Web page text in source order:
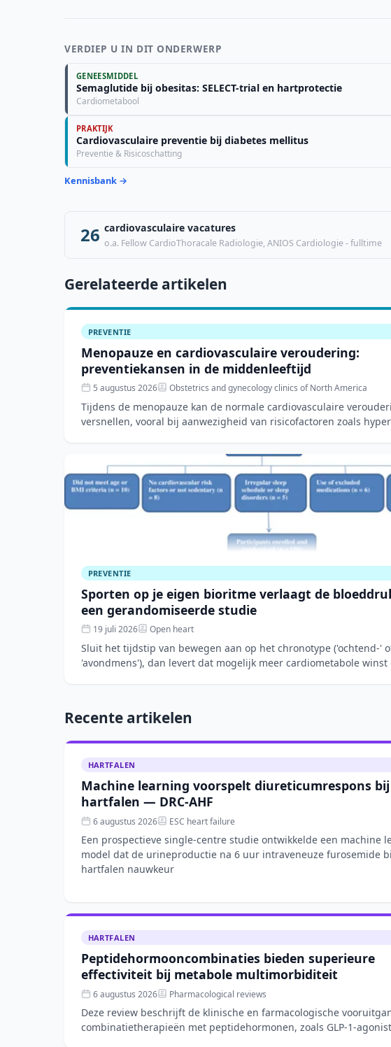
VERDIEP U IN DIT ONDERWERP
GENEESMIDDEL
Semaglutide bij obesitas: SELECT-trial en hartprotectie
Cardiometabool
PRAKTIJK
Cardiovasculaire preventie bij diabetes mellitus
Preventie & Risicoschatting
Kennisbank →
26 cardiovasculaire vacatures
o.a. Fellow CardioThoracale Radiologie, ANIOS Cardiologie - fulltime
Gerelateerde artikelen
PREVENTIE
Menopauze en cardiovasculaire veroudering:
preventiekansen in de middenleeftijd
5 augustus 2026 Obstetrics and gynecology clinics of North America
Tijdens de menopauze kan de normale cardiovasculaire
versnellen, vooral bij aanwezigheid van risicofactoren zoals
PREVENTIE
Sporten op je eigen bioritme verlaagt de
een gerandomiseerde studie
19 juli 2026 Open heart
Sluit het tijdstip van bewegen aan op het chronotype ('ochtend-'
'avondmens'), dan levert dat mogelijk meer cardiometabole winst
Recente artikelen
HARTFALEN
Machine learning voorspelt diureticumrespons
hartfalen — DRC-AHF
6 augustus 2026 ESC heart failure
Een prospectieve single-centre studie ontwikkelde een machine
model dat de urineproductie na 6 uur intraveneuze furosemide
hartfalen nauwkeur
HARTFALEN
Peptidehormooncombinaties bieden superieure
effectiviteit bij metabole multimorbiditeit
6 augustus 2026 Pharmacological reviews
Deze review beschrijft de klinische en farmacologische
combinatietherapieën met peptidehormonen, zoals GLP-1-